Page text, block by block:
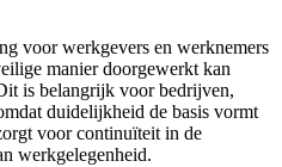
voor werkgevers en werknemers
manier doorgewerkt kan
is belangrijk voor bedrijven,
duidelijkheid de basis vormt
voor continuïteit in de
werkgelegenheid.